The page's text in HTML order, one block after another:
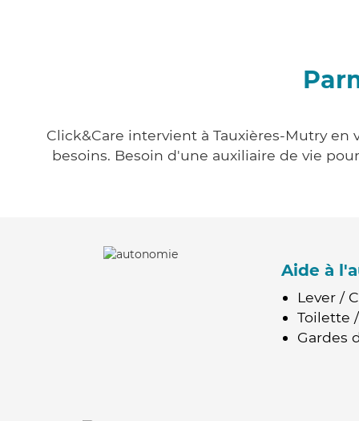
Click&Care intervient à Tauxières-Mutry
besoins. Besoin d'une auxiliaire de vie
Aide à
Lever /
Toilette
Gardes